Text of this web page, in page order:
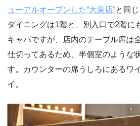
ューアルオープンした“大泉店”と同じ
ダイニングは1階と、別入口で2階に
キャパですが、店内のテーブル席は
仕切ってあるため、半個室のような
す。カウンターの席うしろにあるワ
イ。